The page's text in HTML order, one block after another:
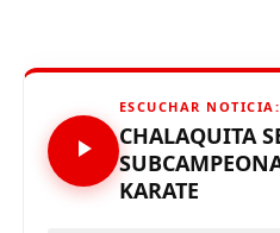
ESCUCHAR NOTICIA:
CHALAQUITA
KARATE